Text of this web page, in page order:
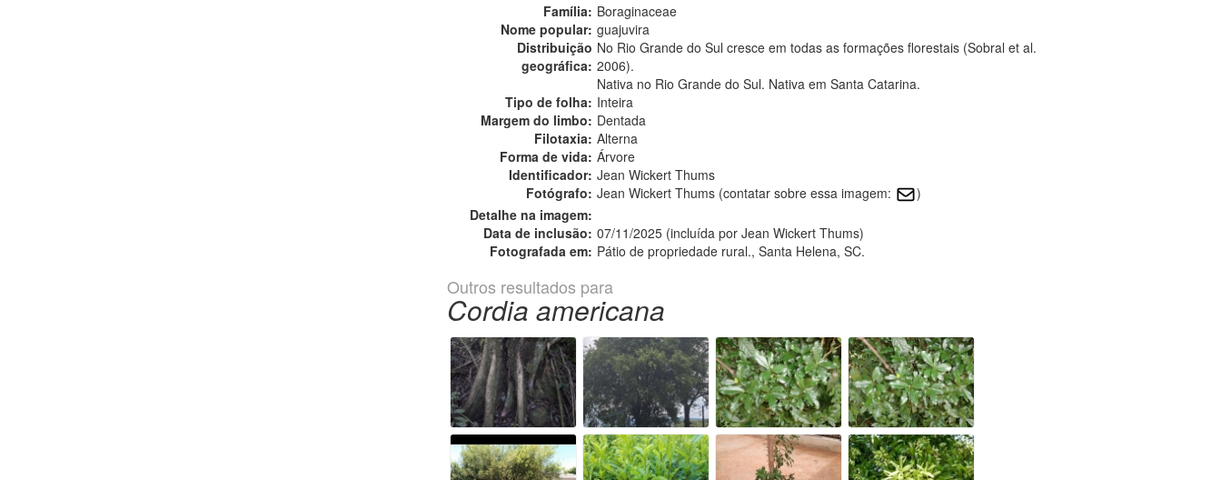
Família: Boraginaceae
Nome popular: guajuvira
Distribuição
geográfica:
No Rio Grande do Sul cresce em todas as formações florestais (Sobral et al.
2006).
Nativa no Rio Grande do Sul. Nativa em Santa Catarina.
Tipo de folha: Inteira
Margem do limbo: Dentada
Filotaxia: Alterna
Forma de vida: Árvore
Identificador: Jean Wickert Thums
Fotógrafo: Jean Wickert Thums (contatar sobre essa imagem:
)
Detalhe na imagem:
Data de inclusão: 07/11/2025 (incluída por Jean Wickert Thums)
Fotografada em: Pátio de propriedade rural., Santa Helena, SC.
Outros resultados para
Cordia americana